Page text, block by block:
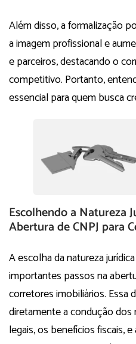
Além disso, a formalização
a imagem profissional e
e parceiros, destacando o
competitivo. Portanto,
essencial para quem busca
Escolhendo a Natureza
Abertura de CNPJ para
A escolha da natureza
importantes passos na
corretores imobiliários. Essa
diretamente a condução
legais, os benefícios fiscais,